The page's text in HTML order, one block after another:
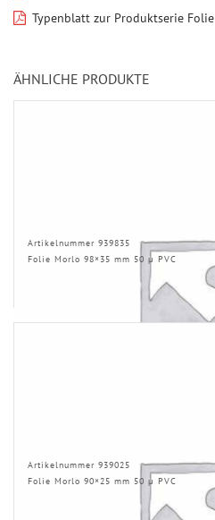
Typenblatt zur Produktserie Folie
ÄHNLICHE PRODUKTE
Artikelnummer 939835
Folie Morlo 98×35 mm 50 µ PVC
Artikelnummer 939025
Folie Morlo 90×25 mm 50 µ PVC